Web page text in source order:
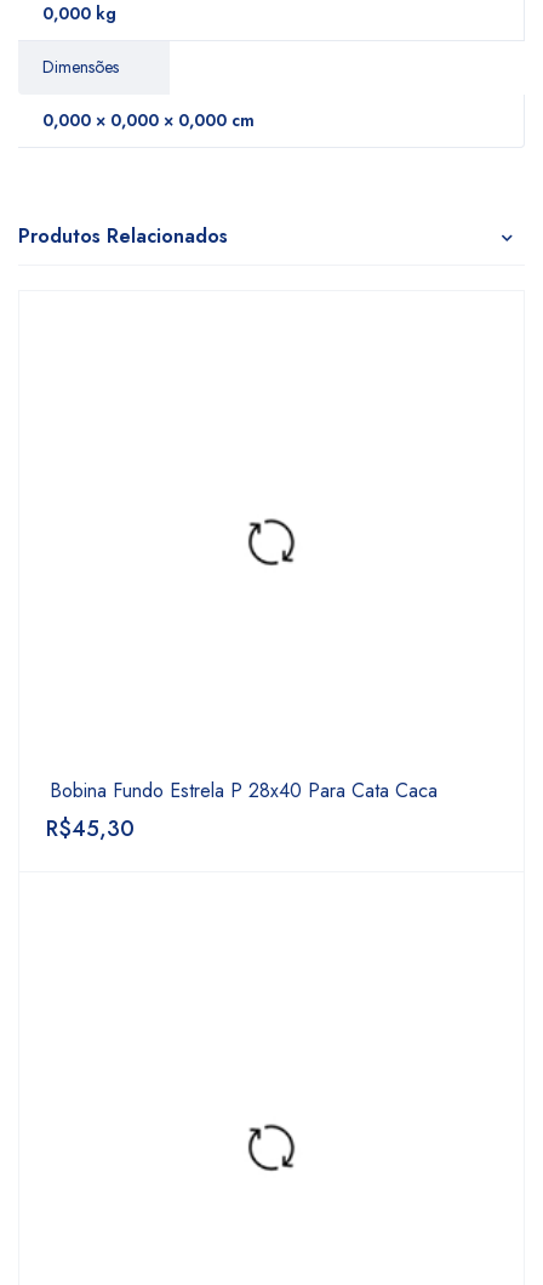
0,000 kg
Dimensões
0,000 × 0,000 × 0,000 cm
Produtos Relacionados
Bobina Fundo Estrela P 28x40 Para Cata Caca
R$45,30